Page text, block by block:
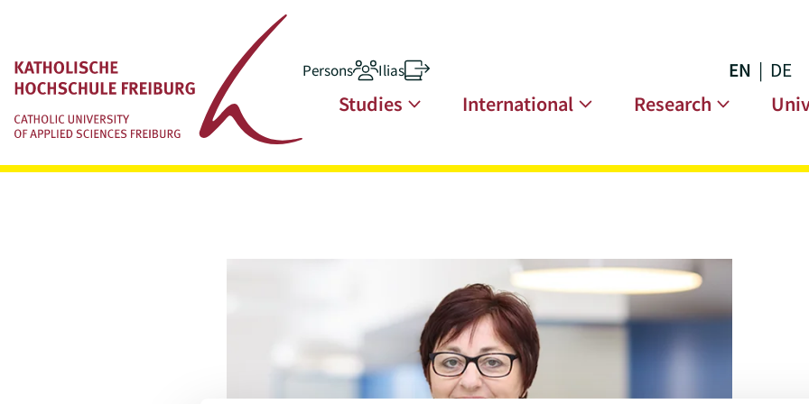
Jump to main content Main navigation
Persons Ilias EN DE
Studies International Research